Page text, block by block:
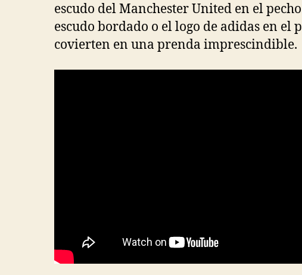
escudo del Manchester United en el
escudo bordado o el logo de adidas en el
covierten en una prenda imprescindible.